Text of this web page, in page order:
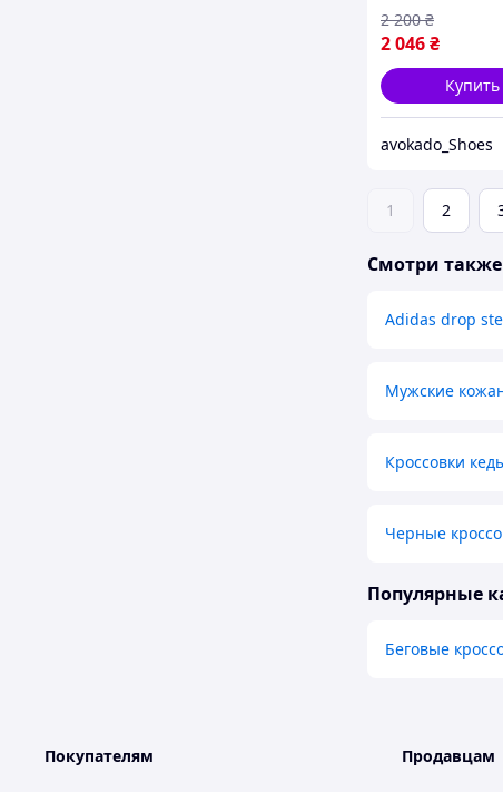
2 046₴
2 200 ₴
Купить
avokado_Shoes
1 2
Смотри также
Adidas drop
Мужские
Кроссовки
Черные
Популярные
Беговые
Покупателям Продавцам